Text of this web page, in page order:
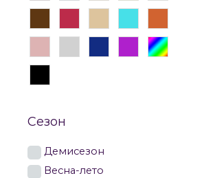
Сезон
Демисезон
Весна-лето